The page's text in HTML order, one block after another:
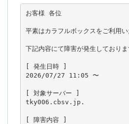
お客様 各位
平素はカラフルボックスをご利用
下記内容にて障害が発生しておりま
[ 発生日時 ]
2026/07/27 11:05 〜
[ 対象サーバー ]
tky006.cbsv.jp.
[ 障害内容 ]